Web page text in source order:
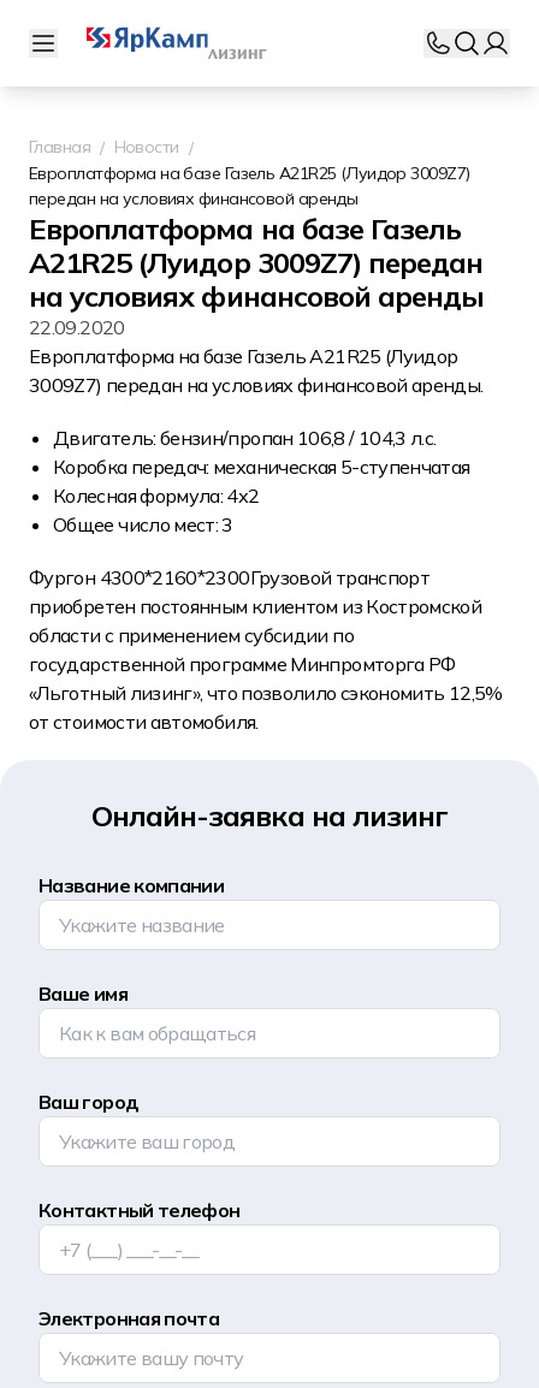
Главная
Новости
Европлатформа на базе Газель A21R25 (Луидор 3009Z7)
передан на условиях финансовой аренды
Европлатформа на базе Газель
A21R25 (Луидор 3009Z7) передан
на условиях финансовой аренды
22.09.2020
Европлатформа на базе Газель A21R25 (Луидор
3009Z7) передан на условиях финансовой аренды.
Двигатель: бензин/пропан 106,8 / 104,3 л.с.
Коробка передач: механическая 5-ступенчатая
Колесная формула: 4х2
Общее число мест: 3
Фургон 4300*2160*2300Грузовой транспорт
приобретен постоянным клиентом из Костромской
области с применением субсидии по
государственной программе Минпромторга РФ
«Льготный лизинг», что позволило сэкономить 12,5%
от стоимости автомобиля.
Онлайн-заявка на лизинг
Название компании
Ваше имя
Ваш город
Контактный телефон
Электронная почта